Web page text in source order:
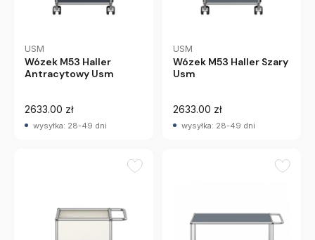
USM
Wózek M53 Haller
Antracytowy Usm
2633.00 zł
wysyłka: 28-49 dni
USM
Wózek M53 Haller Szary
Usm
2633.00 zł
wysyłka: 28-49 dni